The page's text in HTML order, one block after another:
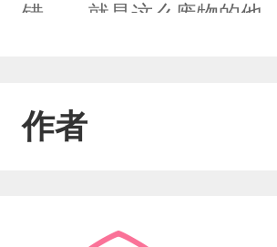
错……就是这么废物的他
作者